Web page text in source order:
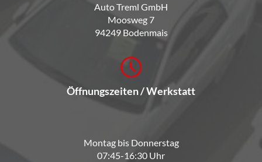
Auto Treml GmbH
Moosweg 7
94249 Bodenmais
Öffnungszeiten / Werkstatt
Montag bis Donnerstag
07:45-16:30 Uhr